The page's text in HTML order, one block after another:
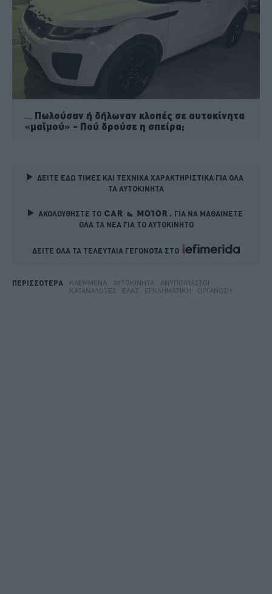
Πωλούσαν ή δήλωναν κλοπές σε αυτοκίνητα
«μαϊμού» - Πού δρούσε η σπείρα;
ΔΕΙΤΕ ΕΔΩ ΤΙΜΕΣ ΚΑΙ ΤΕΧΝΙΚΑ ΧΑΡΑΚΤΗΡΙΣΤΙΚΑ ΓΙΑ ΟΛΑ
ΤΑ ΑΥΤΟΚΙΝΗΤΑ
ΑΚΟΛΟΥΘΗΣΤΕ ΤΟ
ΓΙΑ ΝΑ ΜΑΘΑΙΝΕΤΕ
ΟΛΑ ΤΑ ΝΕΑ ΓΙΑ ΤΟ ΑΥΤΟΚΙΝΗΤΟ
ΔΕΙΤΕ ΟΛΑ ΤΑ ΤΕΛΕΥΤΑΙΑ ΓΕΓΟΝΟΤΑ ΣΤΟ
ΠΕΡΙΣΣΟΤΕΡΑ ΚΛΕΜΜΈΝΑ ΑΥΤΟΚΊΝΗΤΑ
ΑΝΥΠΟΨΊΑΣΤΟΙ
ΚΑΤΑΝΑΛΩΤΈΣ
ΕΛΑΣ ΕΓΚΛΗΜΑΤΙΚΉ ΟΡΓΆΝΩΣΗ